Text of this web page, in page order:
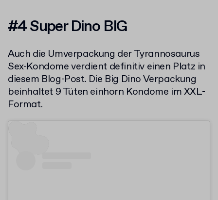
#4 Super Dino BIG
Auch die Umverpackung der Tyrannosaurus
Sex-Kondome verdient definitiv einen Platz in
diesem Blog-Post. Die Big Dino Verpackung
beinhaltet 9 Tüten einhorn Kondome im XXL-
Format.